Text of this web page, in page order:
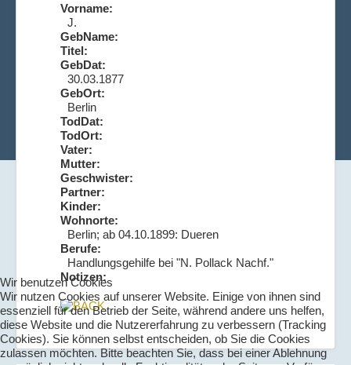
Vorname:
J.
GebName:
Titel:
GebDat:
30.03.1877
GebOrt:
Berlin
TodDat:
TodOrt:
Vater:
Mutter:
Geschwister:
Partner:
Kinder:
Wohnorte:
Berlin; ab 04.10.1899: Dueren
Berufe:
Handlungsgehilfe bei "N. Pollack Nachf."
Notizen:
Wir benutzen Cookies
Wir nutzen Cookies auf unserer Website. Einige von ihnen sind
essenziell für den Betrieb der Seite, während andere uns helfen,
diese Website und die Nutzererfahrung zu verbessern (Tracking
Cookies). Sie können selbst entscheiden, ob Sie die Cookies
zulassen möchten. Bitte beachten Sie, dass bei einer Ablehnung